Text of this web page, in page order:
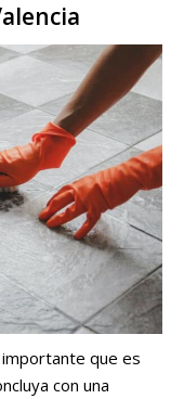
que es
con una